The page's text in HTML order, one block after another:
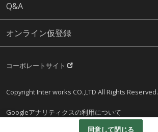
Q&A
オンライン仮登録
コーポレートサイト
Copyright Inter works CO.,LTD All Rights Reserved.
Googleアナリティクスの利用について
同意して閉じる